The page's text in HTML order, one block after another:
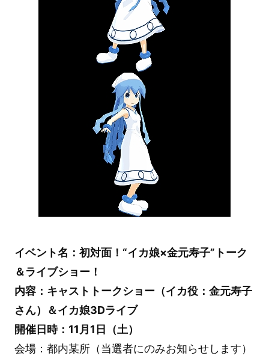
イベント名：初対面！“イカ娘×金元寿子”トーク
＆ライブショー！
内容：キャストトークショー（イカ役：金元寿子
さん）＆イカ娘3Dライブ
開催日時：11月1日（土）
会場：都内某所（当選者にのみお知らせします）